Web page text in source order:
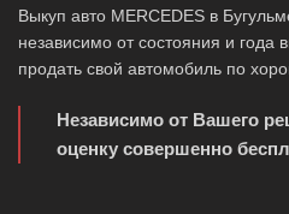
Выкуп авто MERCEDES в
независимо от состояния и года
продать свой автомобиль по
Независимо от Вашего
оценку совершенно